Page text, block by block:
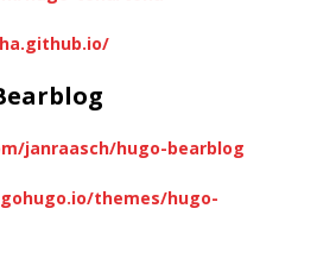
janraasch/hugo-bearblog
themes/hugo-